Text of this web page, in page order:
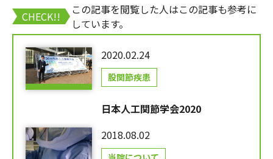
CHECK!!
この記事を閲覧した人はこの記事も参考に
しています。
2020.02.24
股関節疾患
日本人工関節学会2020
2018.08.02